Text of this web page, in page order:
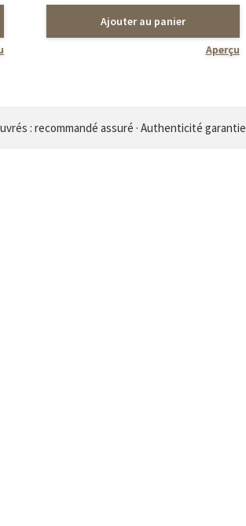
Ajouter au panier
Aperçu
: recommandé assuré · Authenticité garantie